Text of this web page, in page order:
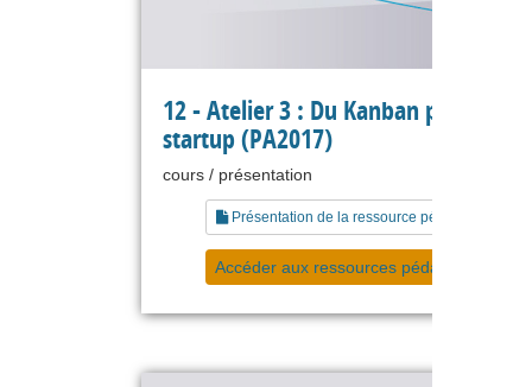
12 - Atelier 3 : Du Kanban pour ma
startup (PA2017)
cours / présentation
Présentation de la ressource pédagogique
Accéder aux ressources pédagogiques